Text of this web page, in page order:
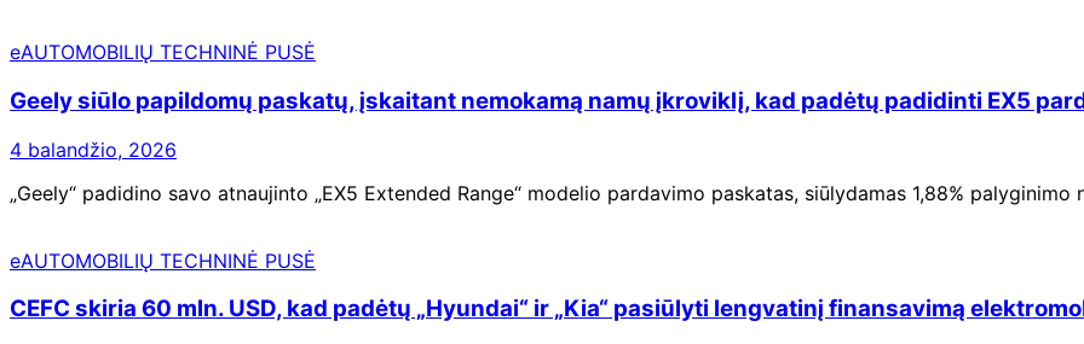
eAUTOMOBILIŲ TECHNINĖ PUSĖ
Geely siūlo papildomų paskatų, įskaitant nemokamą namų įkroviklį, kad padėtų padidinti EX5
4 balandžio, 2026
„Geely“ padidino savo atnaujinto „EX5 Extended Range“ modelio pardavimo paskatas, siūlydamas 1,88%
eAUTOMOBILIŲ TECHNINĖ PUSĖ
CEFC skiria 60 mln. USD, kad padėtų „Hyundai“ ir „Kia“ pasiūlyti lengvatinį finansavimą